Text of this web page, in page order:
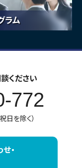
ラム
ください
772
日を除く）
・